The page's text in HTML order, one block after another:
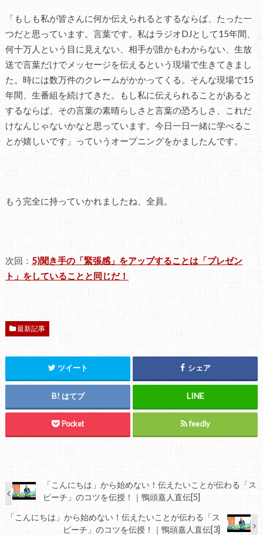
「もしも私が皆さんに何か伝えられるとするならば、たった一
つだと思っています。言葉です。私はラジオDJとして15年間、
何十万人という目に見えない、相手が誰かもわからない、生放
送で言葉だけでメッセージを伝えるという現場で生きてきまし
た。時には数万件のクレームがかかってくる。そんな現場で15
年間、生番組を続けてきた。もし私に伝えられることがあると
するならば、その言葉の素晴らしさと言葉の恐ろしさ、これだ
けなんじゃないかなと思っています。今日一日一緒に学べるこ
とが嬉しいです」っていうオープニングをかましたんです。
もう完全に持っていかれましたね、全員。
次回： 5)聞き手の「緊張感」をアップすることは「プレゼン
ト」をしていることと同じだ！
最新記事
ツイート シェア
はてブ
Pocket feedly
「こんにちは」から始めない！伝えたいことが伝わる「ス
ピーチ」のコツを伝授！｜鴨頭嘉人直伝[5]
「こんにちは」から始めない！伝えたいことが伝わる「ス
ピーチ」のコツを伝授！｜鴨頭嘉人直伝[3]